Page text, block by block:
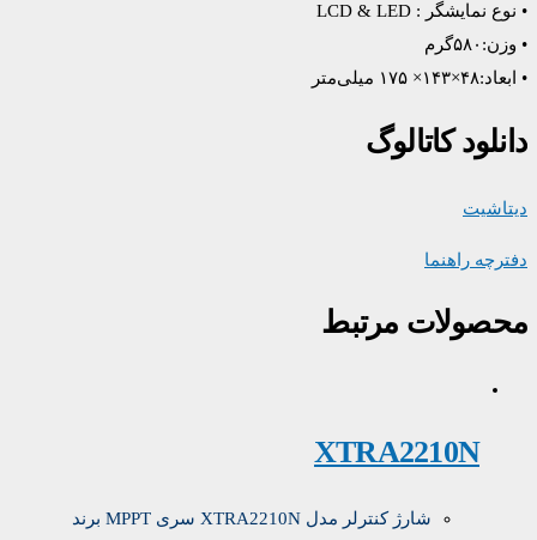
• نوع نمایشگر : LCD & LED
• وزن:۵۸۰گرم
• ابعاد:۴۸×۱۴۳× ۱۷۵ میلی‌متر
دانلود کاتالوگ
دیتاشیت
دفترچه راهنما
محصولات مرتبط
XTRA2210N
شارژ کنترلر مدل XTRA2210N سری MPPT برند